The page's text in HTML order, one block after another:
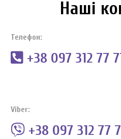
Наші
Телефон:
+38 097 312 77
Viber:
+38 097 312 77